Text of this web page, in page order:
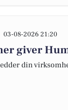
03-08-2026 21:20
giver
din